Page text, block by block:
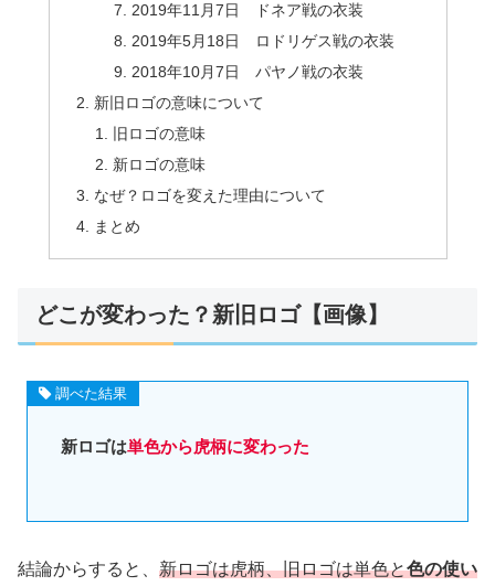
2019年11月7日 ドネア戦の衣装
2019年5月18日 ロドリゲス戦の衣装
2018年10月7日 パヤノ戦の衣装
新旧ロゴの意味について
旧ロゴの意味
新ロゴの意味
なぜ？ロゴを変えた理由について
まとめ
どこが変わった？新旧ロゴ【画像】
調べた結果
新ロゴは単色から虎柄に変わった
結論からすると、 新ロゴは虎柄、旧ロゴは単色と色の使い